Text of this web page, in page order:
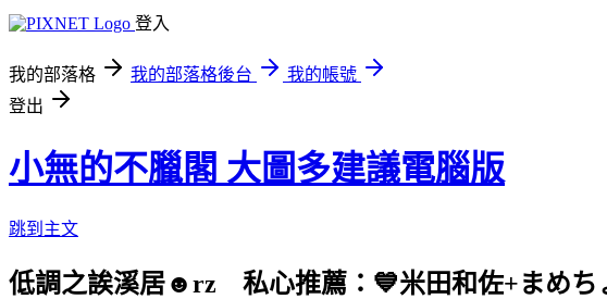
登入
我的部落格 我的部落格後台
我的帳號
登出
小無的不臘閣 大圖多建議電腦版
跳到主文
低調之誒溪居☻rz 私心推薦：💙米田和佐+まめち